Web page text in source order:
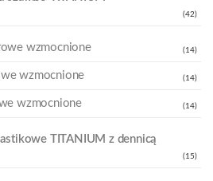
(42)
wzmocnione (14)
wzmocnione (14)
wzmocnione (14)
TITANIUM z dennicą
(15)